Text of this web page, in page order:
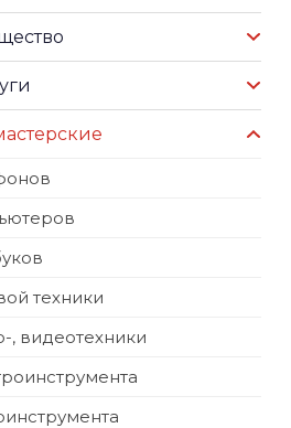
техники
, видеотехники